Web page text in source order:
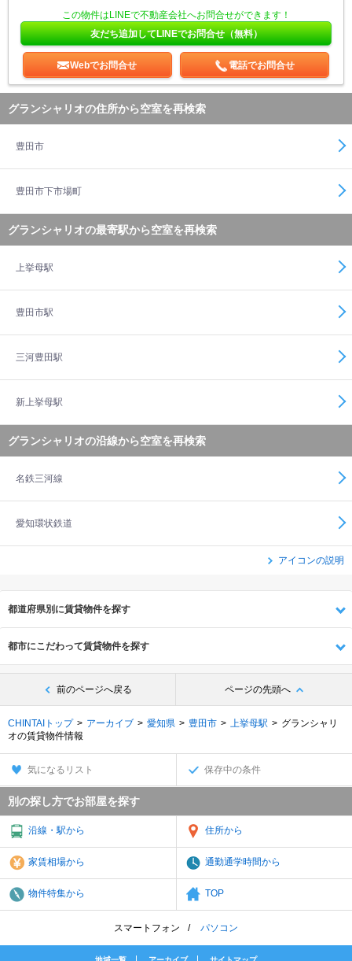
この物件はLINEで不動産会社へお問合せができます！
友だち追加してLINEでお問合せ（無料）
Webでお問合せ 電話でお問合せ
グランシャリオの住所から空室を再検索
豊田市
豊田市下市場町
グランシャリオの最寄駅から空室を再検索
上挙母駅
豊田市駅
三河豊田駅
新上挙母駅
グランシャリオの沿線から空室を再検索
名鉄三河線
愛知環状鉄道
アイコンの説明
都道府県別に賃貸物件を探す
都市にこだわって賃貸物件を探す
前のページへ戻る ページの先頭へ
CHINTAIトップ アーカイブ 愛知県 豊田市 上挙母駅
グランシャリ
オの賃貸物件情報
気になるリスト 保存中の条件
別の探し方でお部屋を探す
沿線・駅から 住所から
家賃相場から 通勤通学時間から
物件特集から TOP
スマートフォン パソコン